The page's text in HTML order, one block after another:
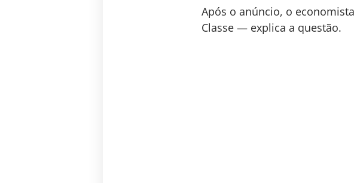
Após o anúncio, o
Classe — explica a questão.